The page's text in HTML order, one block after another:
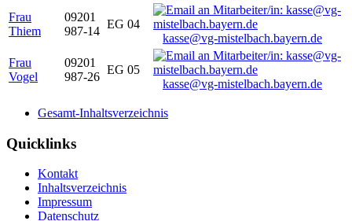
Frau
Thiem
09201
987-14
EG 04
kasse@vg-mistelbach.bayern.de
Frau
Vogel
09201
987-26
EG 05
kasse@vg-mistelbach.bayern.de
Gesamt-Inhaltsverzeichnis
Quicklinks
Kontakt
Inhaltsverzeichnis
Impressum
Datenschutz